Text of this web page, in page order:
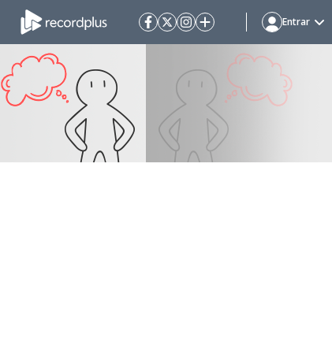
Entrar